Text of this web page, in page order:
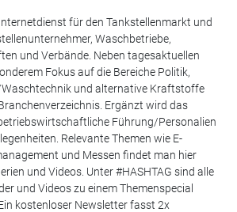
für den Tankstellenmarkt und
Waschbetriebe,
und Verbände. Neben tagesaktuellen
Fokus auf die Bereiche Politik,
und alternative Kraftstoffe
Ergänzt wird das
Führung/Personalien
Relevante Themen wie E-
und Messen findet man hier
und Videos. Unter #HASHTAG sind alle
und Videos zu einem Themenspecial
kostenloser Newsletter fasst 2x